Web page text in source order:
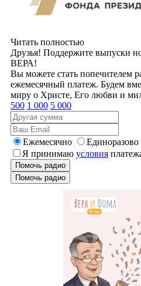
Читать полностью
Друзья! Поддержите выпуски
ВЕРА!
Вы можете стать попечителем
ежемесячный платеж. Будем
миру о Христе, Его любви и
500 1 000 5 000
Ежемесячно
Единоразово
Я принимаю условия
Помочь радио
Помочь радио